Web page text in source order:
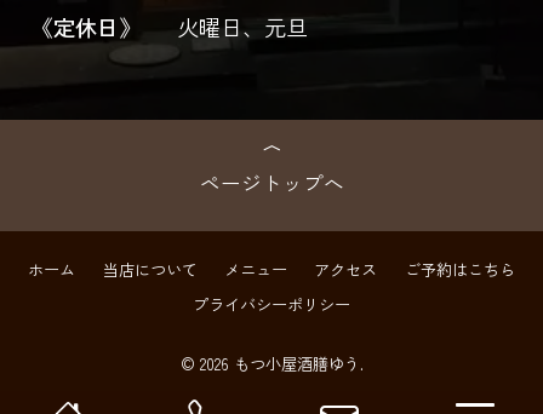
《定休日》
火曜日、元旦
ページトップへ
ホーム 当店について メニュー アクセス
ご予約はこちら
プライバシーポリシー
© 2026 もつ小屋酒膳ゆう.